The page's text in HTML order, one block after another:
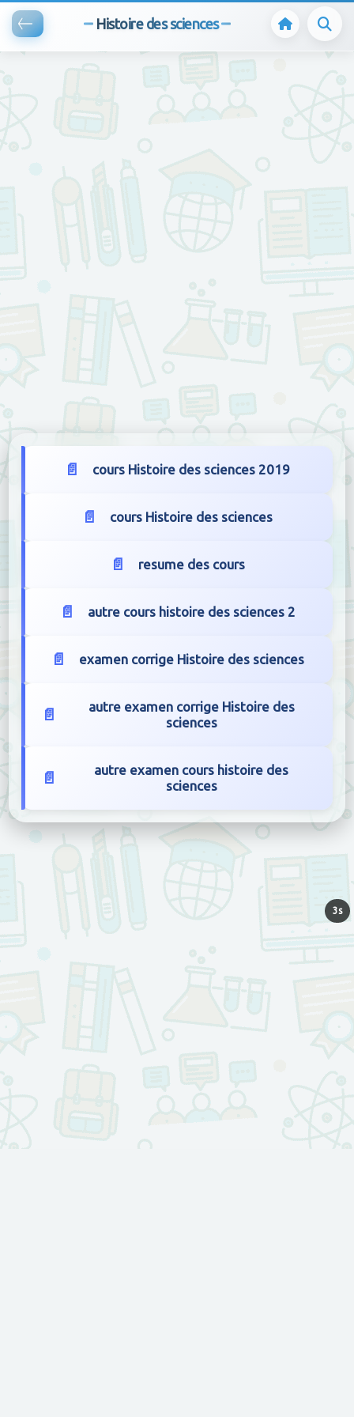
Histoire des sciences
cours Histoire des sciences 2019
cours Histoire des sciences
resume des cours
autre cours histoire des sciences 2
examen corrige Histoire des sciences
autre examen corrige Histoire des
sciences
autre examen cours histoire des
sciences
3s